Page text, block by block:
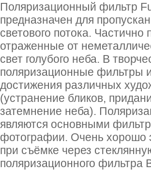
Поляризационный фильтр
предназначен для
светового потока.
отраженные от
свет голубого неба. В
поляризационные фильтры
достижения различных
(устранение бликов,
затемнение неба).
являются основными
фотографии. Очень хорошо
при съёмке через
поляризационного фильтра